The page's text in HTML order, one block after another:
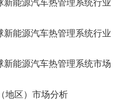
能源汽车热管理系统行业
能源汽车热管理系统行业
能源汽车热管理系统市场
地区）市场分析